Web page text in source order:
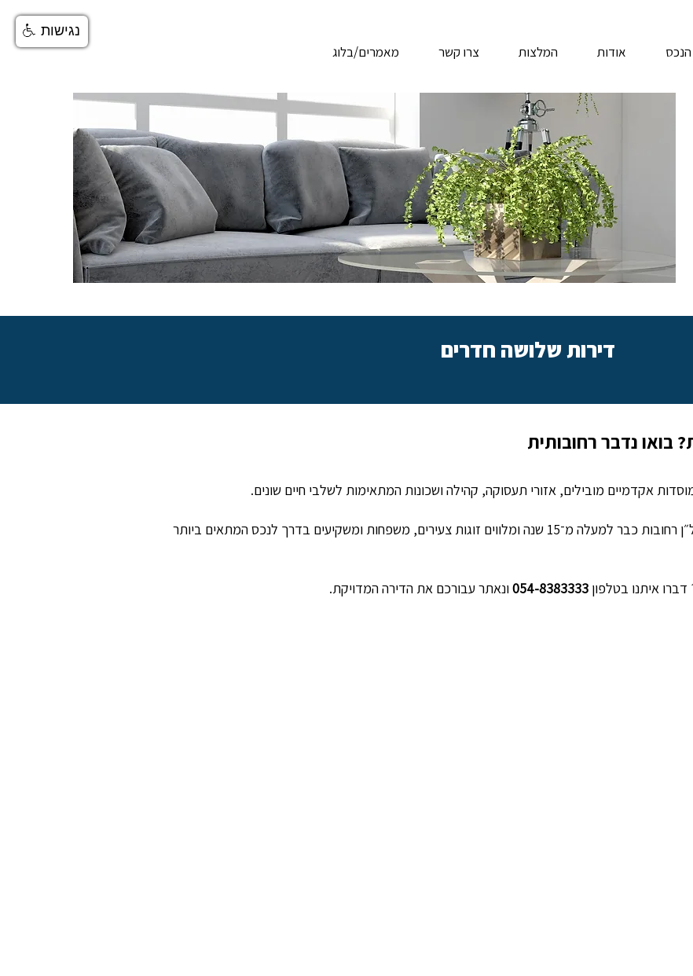
הנכס אודות המלצות צרו קשר מאמרים/בלוג
דירות שלושה חדרים
בואו נדבר רחובותית
אקדמיים מובילים, אזורי תעסוקה, קהילה ושכונות המתאימות לשלבי חיים שונים.
ב- EXTRAMILE אנחנו חיים ונושמים את נדל״ן רחובות כבר למעלה מ־15 שנה ומלווים זוגות צעירים, משפחות ומשקיעים בדרך לנכס המתאים ביותר
דברו איתנו בטלפון 054-8383333ונאתר עבורכם את הדירה המדויקת.
נגישות